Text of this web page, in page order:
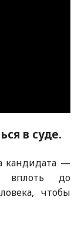
в суде.
кандидата —
вплоть до
чтобы